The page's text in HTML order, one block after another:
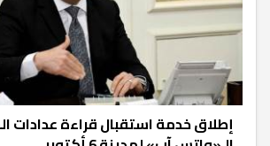
إطلاق خدمة استقبال قراءة عدادات